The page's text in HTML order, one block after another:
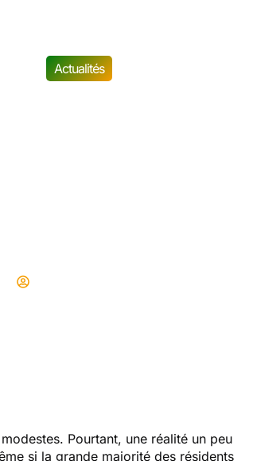
Actualités
Pourtant, une réalité un peu
si la grande majorité des résidents